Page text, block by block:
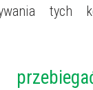
tych